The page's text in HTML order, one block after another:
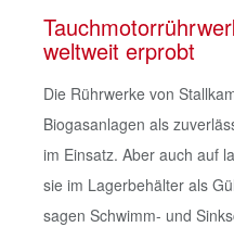
weltweit erprobt
Die Rührwerke von
Biogasanlagen als
im Einsatz. Aber auch auf
sie im Lagerbehälter als
sagen Schwimm- und